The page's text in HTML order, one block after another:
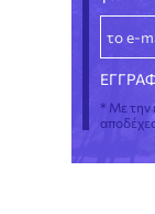
* Με την